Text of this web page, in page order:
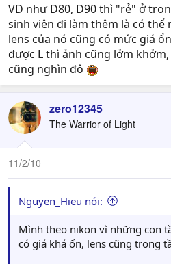
VD như D80, D90 thì "rẻ" ở
sinh viên đi làm thêm là có thể
lens của nó cũng có mức giá
được L thì ảnh cũng lởm
cũng nghìn đô
zero12345
The Warrior of Light
11/2/10
Nguyen_Hieu nói:
Mình theo nikon vì những con
có giá khá ổn, lens cũng trong